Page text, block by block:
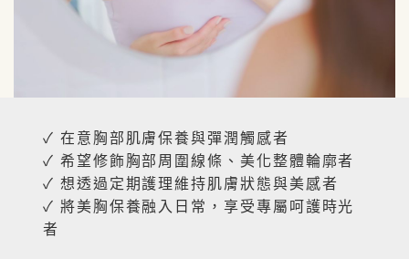
✓ 在意胸部肌膚保養與彈潤觸感者
✓ 希望修飾胸部周圍線條、美化整體輪廓者
✓ 想透過定期護理維持肌膚狀態與美感者
✓ 將美胸保養融入日常，享受專屬呵護時光
者